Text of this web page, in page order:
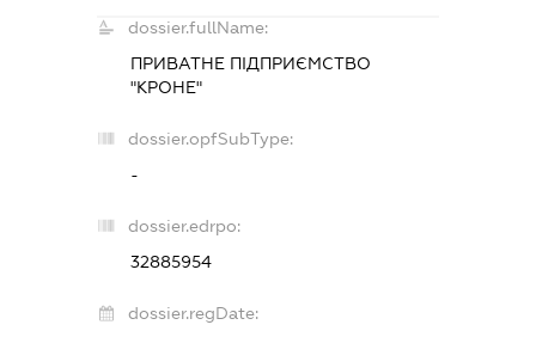
dossier.fullName:
ПРИВАТНЕ ПІДПРИЄМСТВО
"КРОНЕ"
dossier.opfSubType:
-
dossier.edrpo:
32885954
dossier.regDate: